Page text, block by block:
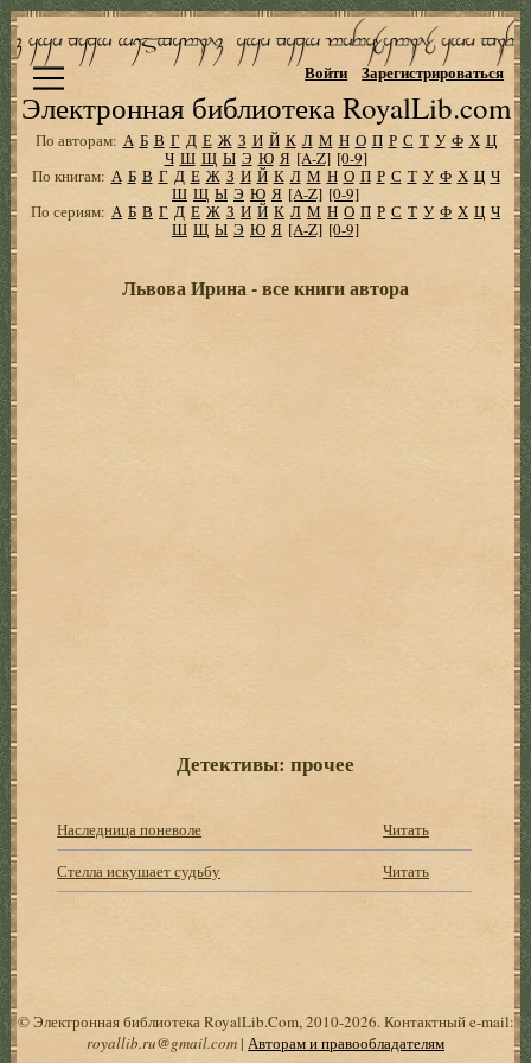
Электронная библиотека RoyalLib.com
Войти Зарегистрироваться
По авторам: А Б В Г Д Е Ж З И Й К Л М Н О П Р С Т У Ф Х Ц
Ч Ш Щ Ы Э Ю Я [A-Z] [0-9]
По книгам: А Б В Г Д Е Ж З И Й К Л М Н О П Р С Т У Ф Х Ц Ч
Ш Щ Ы Э Ю Я [A-Z] [0-9]
По сериям: А Б В Г Д Е Ж З И Й К Л М Н О П Р С Т У Ф Х Ц Ч
Ш Щ Ы Э Ю Я [A-Z] [0-9]
Львова Ирина - все книги автора
Детективы: прочее
Наследница поневоле
Читать
Стелла искушает судьбу
Читать
© Электронная библиотека RoyalLib.Com, 2010-2026. Контактный e-mail:
royallib.ru@gmail.com| Авторам и правообладателям